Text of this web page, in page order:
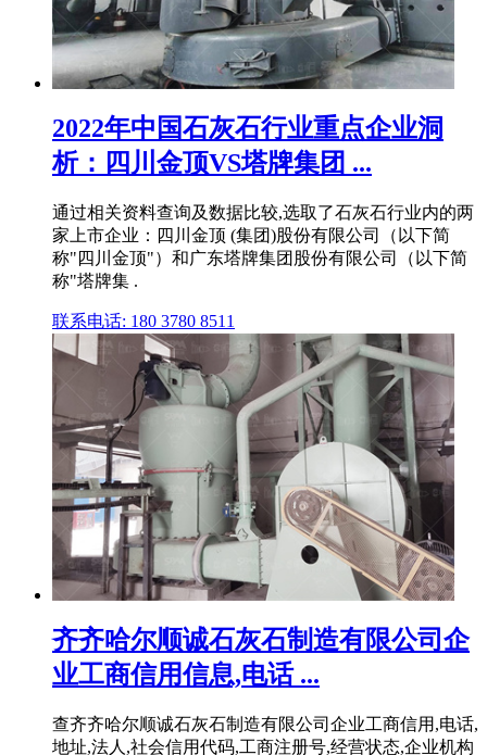
2022年中国石灰石行业重点企业洞
析：四川金顶VS塔牌集团 ...
通过相关资料查询及数据比较,选取了石灰石行业内的两
家上市企业：四川金顶 (集团)股份有限公司（以下简
称"四川金顶"）和广东塔牌集团股份有限公司（以下简
称"塔牌集 .
联系电话: 180 3780 8511
齐齐哈尔顺诚石灰石制造有限公司企
业工商信用信息,电话 ...
查齐齐哈尔顺诚石灰石制造有限公司企业工商信用,电话,
地址,法人,社会信用代码,工商注册号,经营状态,企业机构